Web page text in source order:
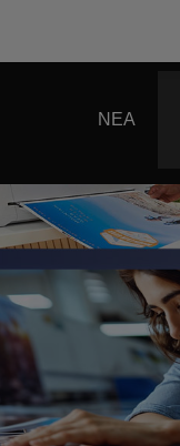
ΝΕΑ